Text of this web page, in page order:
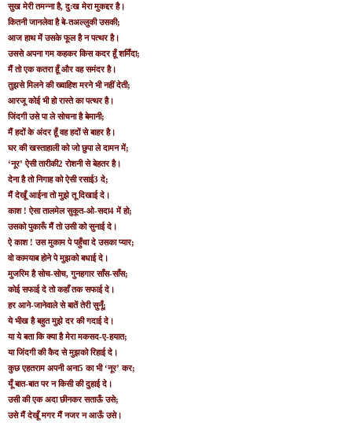
सुख मेरी तमन्‍ना है, दुःख मेरा मुकद्दर है।
कितनी जानलेवा है बे-तअल्‍लुकी उसकी;
आज हाथ में उसके फूल है न पत्‍थर है।
उससे अपना गम कहकर किस कदर हूँ शर्मिंदा;
मैं तो एक कतरा हूँ और वह समंदर है।
तुझसे मिलने की ख्‍वाहिश मरने भी नहीं देती;
आरजू कोई भी हो रास्‍ते का पत्‍थर है।
जिंदगी उसे पा ले सोचना है बेमानी;
मैं हदों के अंदर हूँ वह हदों से बाहर है।
घर की खस्‍ताहाली को जो छुपा ले दामन में;
‘नूर’ ऐसी तारीकी2 रोशनी से बेहतर है।
देना है तो निगाह को ऐसी रसाई3 दे;
मैं देखूँ आईना तो मुझे तू दिखाई दे।
काश ! ऐसा तालमेल सुकूत-ओ-सदा4 में हो;
उसको पुकारूँ मैं तो उसी को सुनाई दे।
ऐ काश ! उस मुकाम पे पहुँचा दे उसका प्‍यार;
वो कामयाब होने पे मुझको बधाई दे।
मुजरिम है सोच-सोच, गुनहगार साँस-साँस;
कोई सफाई दे तो कहाँ तक सफाई दे।
हर आने-जानेवाले से बातें तेरी सुनूँ;
ये भीख है बहुत मुझे दर की गदाई दे।
या ये बता कि क्‍या है मेरा मकसद-ए-हयात;
या जिंदगी की कैद से मुझको रिहाई दे।
कुछ एहतराम अपनी अना5 का भी ‘नूर’ कर;
यूँ बात-बात पर न किसी की दुहाई दे।
उसी की एक अदा छीनकर सताऊँ उसे;
उसे मैं देखूँ मगर मैं नजर न आऊँ उसे।